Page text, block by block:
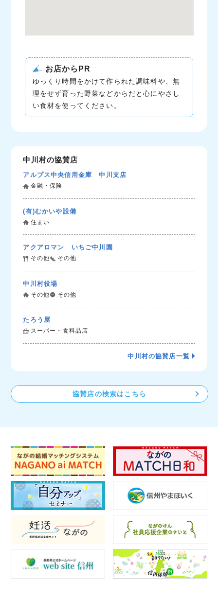
お店からPR
ゆっくり時間をかけて作られた調味料や、無
理をせず育った野菜などからだと心にやさし
い食材を使ってください。
中川村の協賛店
アルプス中央信用金庫 中川支店
金融・保険
(有)むかいや設備
住まい
アクアロマン いちご中川園
その他 その他
中川村役場
その他 その他
たろう屋
スーパー・食料品店
中川村の協賛店一覧
協賛店の検索はこちら